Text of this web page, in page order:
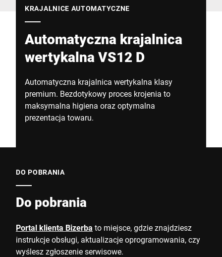
KRAJALNICE AUTOMATYCZNE
Automatyczna krajalnica
wertykalna VS12 D
Automatyczna krajalnica wertykalna klasy
premium. Bezdotykowy proces krojenia to
maksymalna higiena oraz optymalna
prezentacja towaru.
DO POBRANIA
Do pobrania
Portal klienta Bizerba to miejsce, gdzie znajdziesz
instrukcje obsługi, aktualizacje oprogramowania, czy
wyślesz zgłoszenie serwisowe.